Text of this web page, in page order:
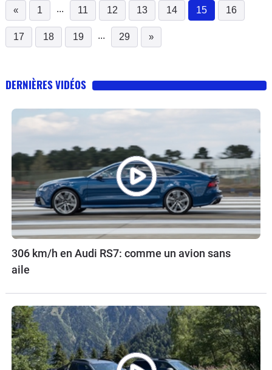
« 1 ... 11 12 13 14 15
(current)
16
17 18 19 ... 29 »
DERNIÈRES VIDÉOS
306 km/h en Audi RS7: comme un avion sans
aile